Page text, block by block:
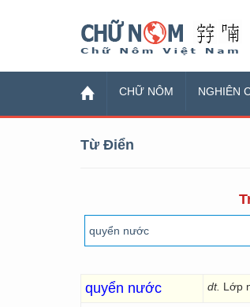
CHỮ NÔM NGHIÊN
Từ Điển
quyển nước dt. Lớp